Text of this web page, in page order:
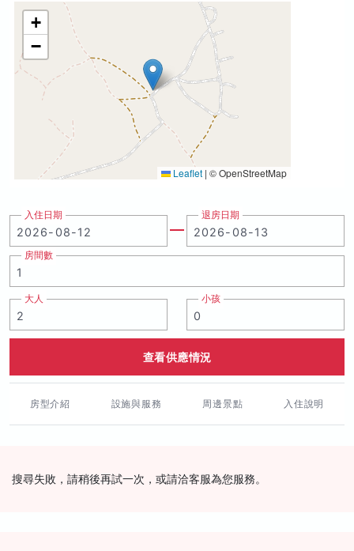
+
−
Leaflet | © OpenStreetMap
入住日期 退房日期
房間數
大人 小孩
查看供應情況
房型介紹 設施與服務 周邊景點 入住說明
搜尋失敗，請稍後再試一次，或請洽客服為您服務。